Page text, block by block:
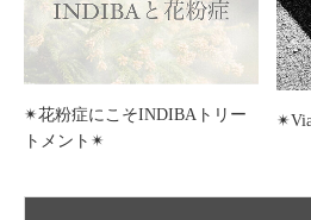
✴︎花粉症にこそINDIBAトリー
トメント✴︎